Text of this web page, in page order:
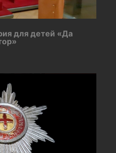
для детей «Да